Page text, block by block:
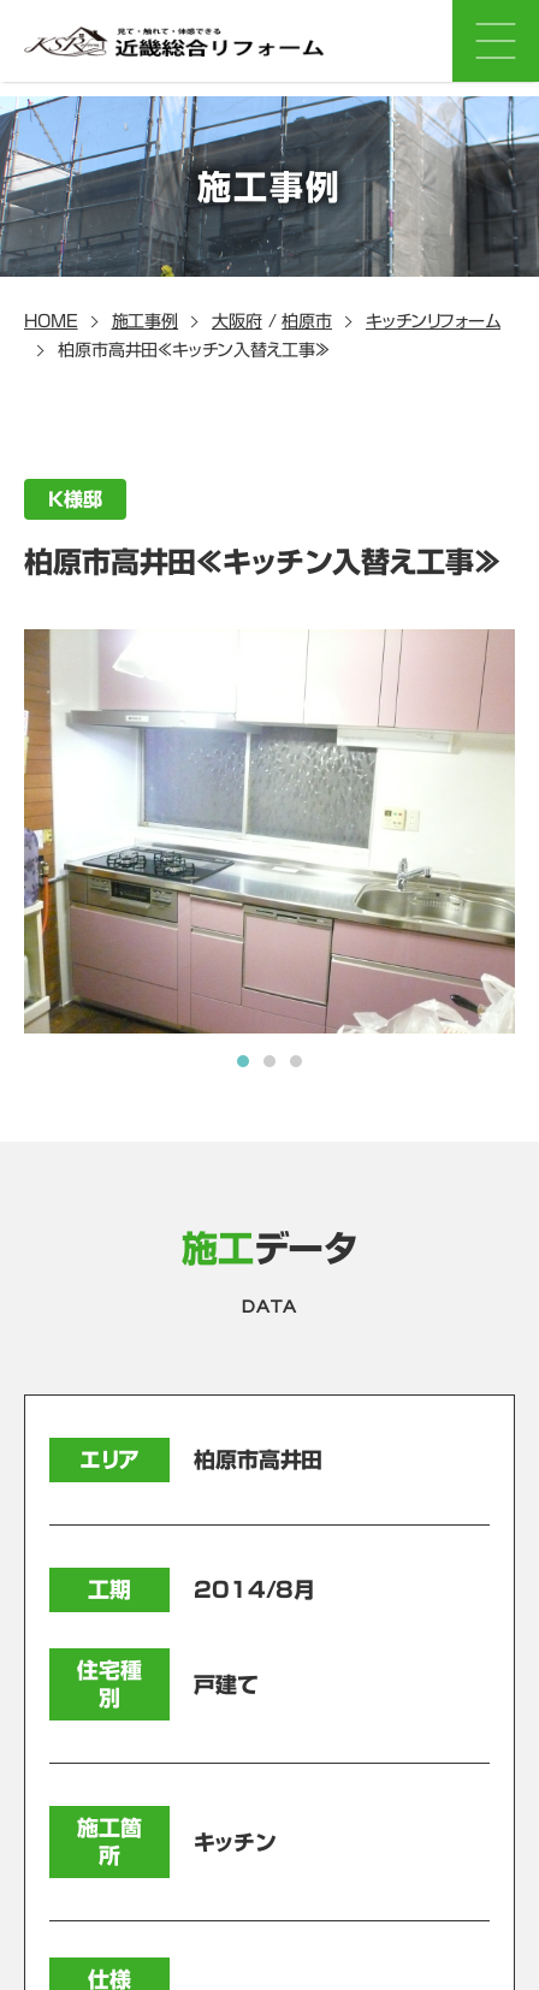
施工事例
HOME 施工事例 大阪府/柏原市
キッチンリフォーム
柏原市高井田≪キッチン入替え工事≫
K様邸
柏原市高井田≪キッチン入替え工事≫
施工データ
DATA
エリア 柏原市高井田
工期 2014/8月
住宅種
別
戸建て
施工箇
所
キッチン
仕様